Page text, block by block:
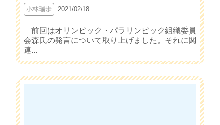
小林瑞歩 2021/02/18
前回はオリンピック・パラリンピック組織委員
会森氏の発言について取り上げました。それに関
連...